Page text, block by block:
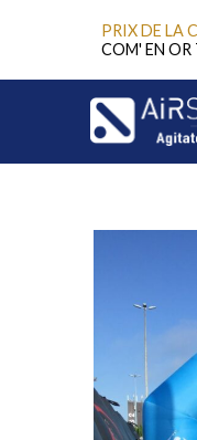
PRIX DE LA
COM' EN